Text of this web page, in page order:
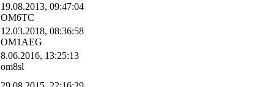
19.08.2013, 09:47:04
OM6TC
12.03.2018, 08:36:58
OM1AEG
8.06.2016, 13:25:13
om8sl